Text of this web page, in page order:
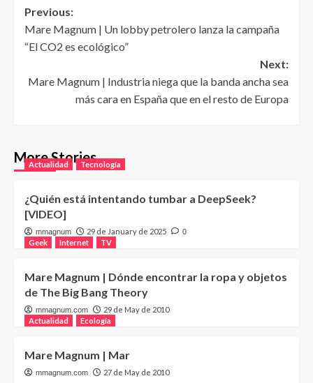
Post
navigation
Previous:
Mare Magnum | Un lobby petrolero lanza la campaña
“El CO2 es ecológico”
Next:
Mare Magnum | Industria niega que la banda ancha sea
más cara en España que en el resto de Europa
More Stories
Actualidad Tecnología
¿Quién está intentando tumbar a DeepSeek?
[VIDEO]
mmagnum 29 de January de 2025 0
Geek Internet TV
Mare Magnum | Dónde encontrar la ropa y objetos
de The Big Bang Theory
mmagnum.com
29 de May de 2010
Actualidad
Ecología
Mare Magnum | Mar
mmagnum.com 27 de May de 2010